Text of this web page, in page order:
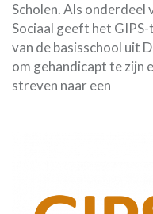
Scholen. Als
Sociaal geeft het
van de basisschool uit
om gehandicapt te zijn
streven naar een